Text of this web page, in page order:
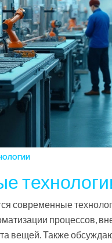
современные
процессов,
вещей. Также